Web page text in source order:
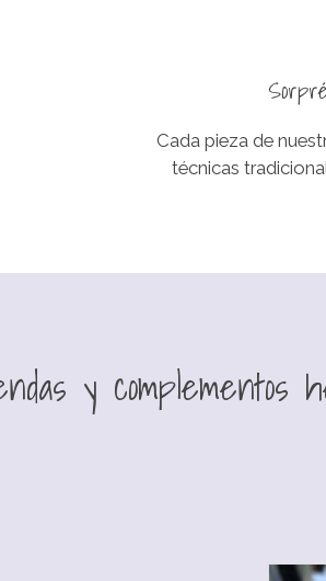
Cada pieza de
técnicas
y complementos